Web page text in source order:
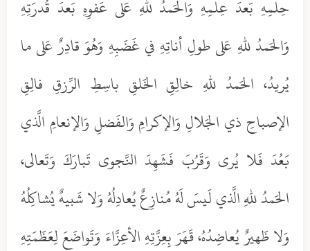
حِلمِهِ بَعدَ عِلمِهِ وَالحَمدُ للهِ عَلى عَفوِهِ بَعدَ قُدرَتِهِ
وَالحَمدُ للهِ عَلى طولِ أناتِهِ في غَضَبِهِ وَهُوَ قادِرٌ عَلى ما
يُريدُ، الحَمدُ للهِ خالِقِ الخَلقِ باسِطِ الرِّزقِ فالِقِ
الإصباحِ ذي الجَلالِ وَالإكرامِ وَالفَضلِ وَالإنعامِ الَّذي
بَعُدَ فَلا يُرى وَقَرُبَ فَشَهِدَ النَّجوى تَبارَكَ وَتَعالى،
الحَمدُ للهِ الَّذي لَيسَ لَهُ مُنازِعٌ يُعادِلُهُ وَلا شَبيهٌ يُشاكِلُهُ
وَلا ظَهيرٌ يُعاضِدُهُ، قَهَرَ بِعِزَّتِهِ الأعِزَّاءَ وَتَواضَعَ لِعَظَمَتِهِ